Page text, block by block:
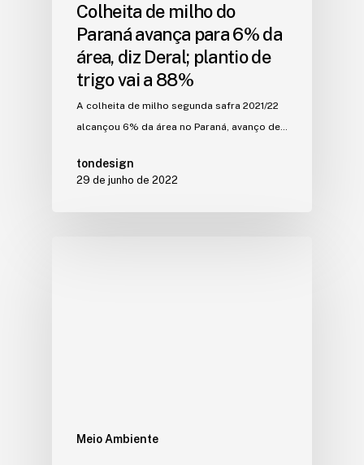
Colheita de milho do
Paraná avança para 6% da
área, diz Deral; plantio de
trigo vai a 88%
A colheita de milho segunda safra 2021/22
alcançou 6% da área no Paraná, avanço de…
tondesign
29 de junho de 2022
Meio Ambiente